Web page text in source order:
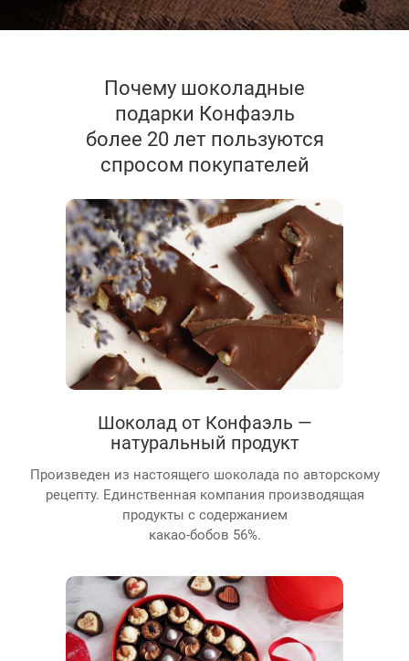
Почему шоколадные
подарки Конфаэль
более 20 лет пользуются
спросом покупателей
Шоколад от Конфаэль —
натуральный продукт
Произведен из настоящего шоколада по авторскому
рецепту. Единственная компания производящая
продукты с содержанием
какао-бобов 56%.